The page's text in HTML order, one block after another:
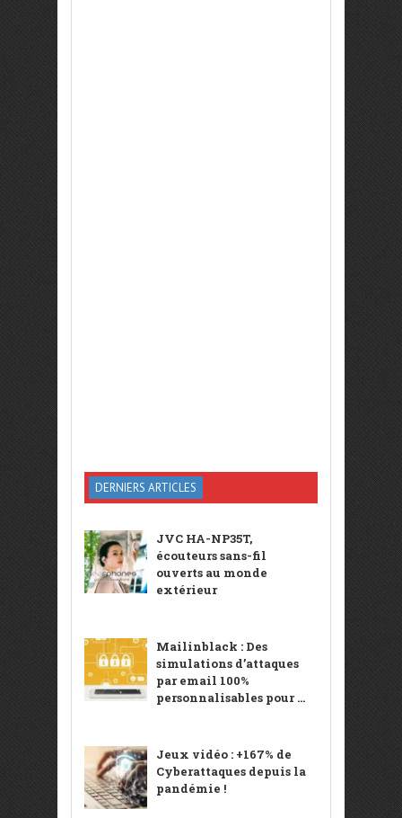
DERNIERS ARTICLES
JVC HA-NP35T,
écouteurs sans-fil
ouverts au monde
extérieur
Mailinblack : Des
simulations d’attaques
par email 100%
personnalisables pour ...
Jeux vidéo : +167% de
Cyberattaques depuis la
pandémie !